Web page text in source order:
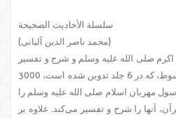
سلسلة الأحادیث الصحیحة
(محمد ناصر الدین آلبانی)
اکرم صلی الله علیه وسلم و شرح و تفسیر
آنهاست. نویسنده در این اثر مبسوط، که در 6 جلد تدوین شده است، 3000
مهربان اسلام صلی الله علیه وسلم را
آنها را شرح و تفسیر می‌کند. علاوه بر